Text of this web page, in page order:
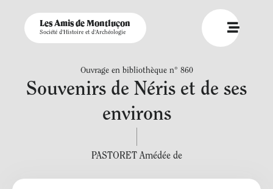
Les Amis de Montluçon
Société d'Histoire et d'Archéologie
Ouvrage en bibliothèque n° 860
Souvenirs de Néris et de ses
environs
PASTORET Amédée de